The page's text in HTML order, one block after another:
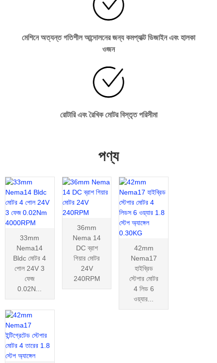
মেশিনে অত্যন্ত গতিশীল আন্দোলনের জন্য কমপ্যাক্ট ডিজাইন এবং হালকা
ওজন
রোটারি এবং রৈখিক মোটর বিস্তৃত পরিসীমা
পণ্য
33mm
Nema14
Bldc মোটর 4
পোল 24V 3
ফেজ
0.02N...
36mm
Nema 14
DC ব্রাশ
গিয়ার মোটর
24V
240RPM
42mm
Nema17
হাইব্রিড
স্টেপার মোটর
4 লিড 6
ওয়্যার...